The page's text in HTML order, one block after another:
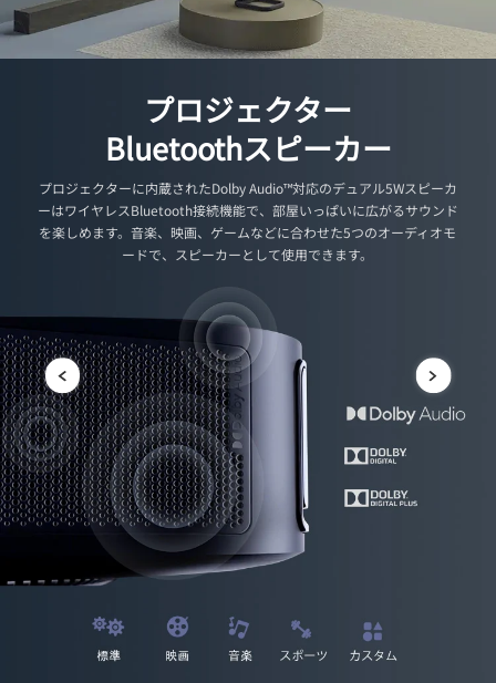
プロジェクター
Bluetoothスピーカー
プロジェクターに内蔵されたDolby Audio™対応のデュアル5Wスピーカ
ーはワイヤレスBluetooth接続機能で、部屋いっぱいに広がるサウンド
を楽しめます。音楽、映画、ゲームなどに合わせた5つのオーディオモ
ードで、スピーカーとして使用できます。